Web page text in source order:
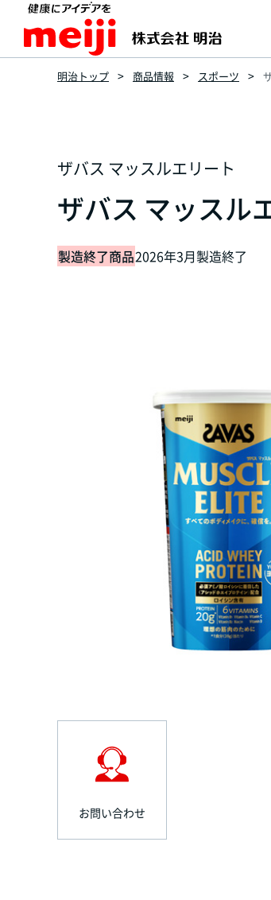
明治トップ 商品情報 スポーツ
ザバス マッスルエリート
ザバス マッスル
製造終了商品2026年3月製造終了
お問い合わせ